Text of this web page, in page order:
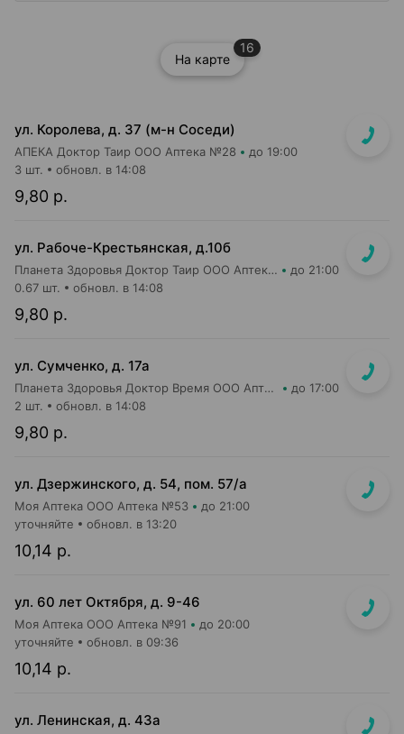
На карте
16
ул. Королева, д. 37 (м-н Соседи)
АПЕКА Доктор Таир ООО Аптека №28 до 19:00
9,80 р.
3 шт. обновл. в 14:08
ул. Рабоче-Крестьянская, д.10б
Планета Здоровья Доктор Таир ООО Аптека №29 до 21:00
9,80 р.
0.67 шт. обновл. в 14:08
ул. Сумченко, д. 17а
Планета Здоровья Доктор Время ООО Аптека №42 до 17:00
9,80 р.
2 шт. обновл. в 14:08
ул. Дзержинского, д. 54, пом. 57/а
Моя Аптека ООО Аптека №53 до 21:00
10,14 р.
уточняйте обновл. в 13:20
ул. 60 лет Октября, д. 9-46
Моя Аптека ООО Аптека №91 до 20:00
10,14 р.
уточняйте обновл. в 09:36
ул. Ленинская, д. 43а